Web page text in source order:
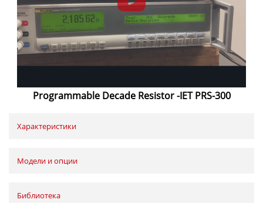
Programmable Decade Resistor -IET PRS-300
Характеристики
Модели и опции
Библиотека